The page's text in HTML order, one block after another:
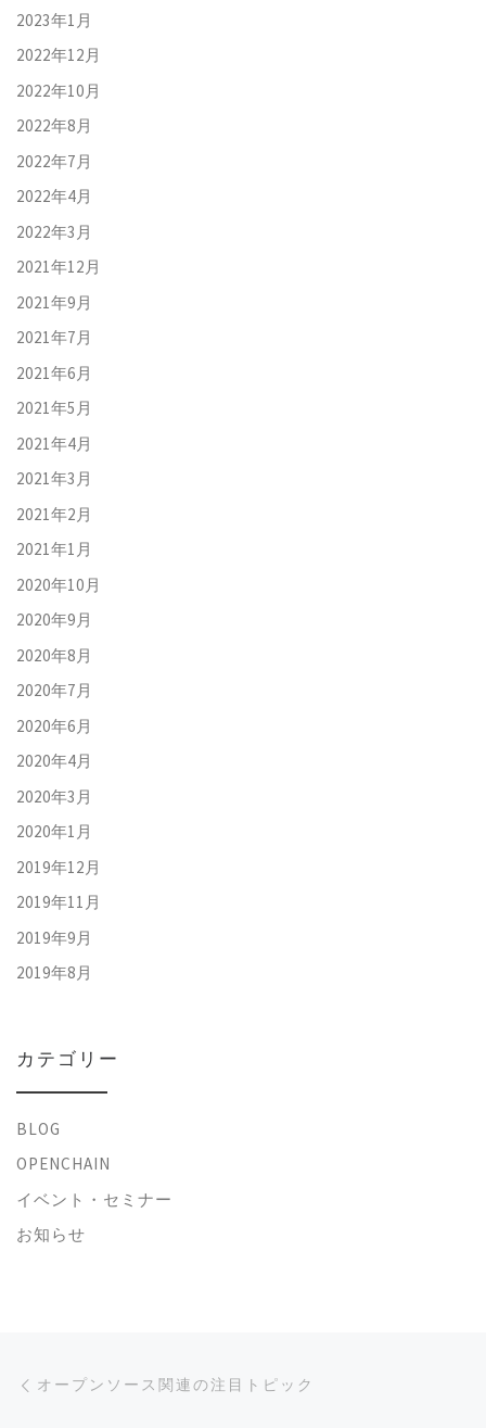
2023年1月
2022年12月
2022年10月
2022年8月
2022年7月
2022年4月
2022年3月
2021年12月
2021年9月
2021年7月
2021年6月
2021年5月
2021年4月
2021年3月
2021年2月
2021年1月
2020年10月
2020年9月
2020年8月
2020年7月
2020年6月
2020年4月
2020年3月
2020年1月
2019年12月
2019年11月
2019年9月
2019年8月
カテゴリー
BLOG
OPENCHAIN
イベント・セミナー
お知らせ
投稿ナビゲーション
オープンソース関連の注目トピック